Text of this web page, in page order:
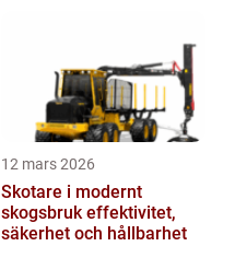
12 mars 2026
Skotare i modernt
skogsbruk effektivitet,
säkerhet och hållbarhet